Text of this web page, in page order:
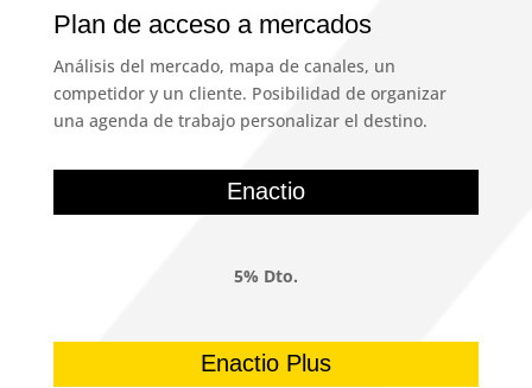
Plan de acceso a mercados
Análisis del mercado, mapa de canales, un
competidor y un cliente. Posibilidad de organizar
una agenda de trabajo personalizar el destino.
Enactio
5% Dto.
Enactio Plus